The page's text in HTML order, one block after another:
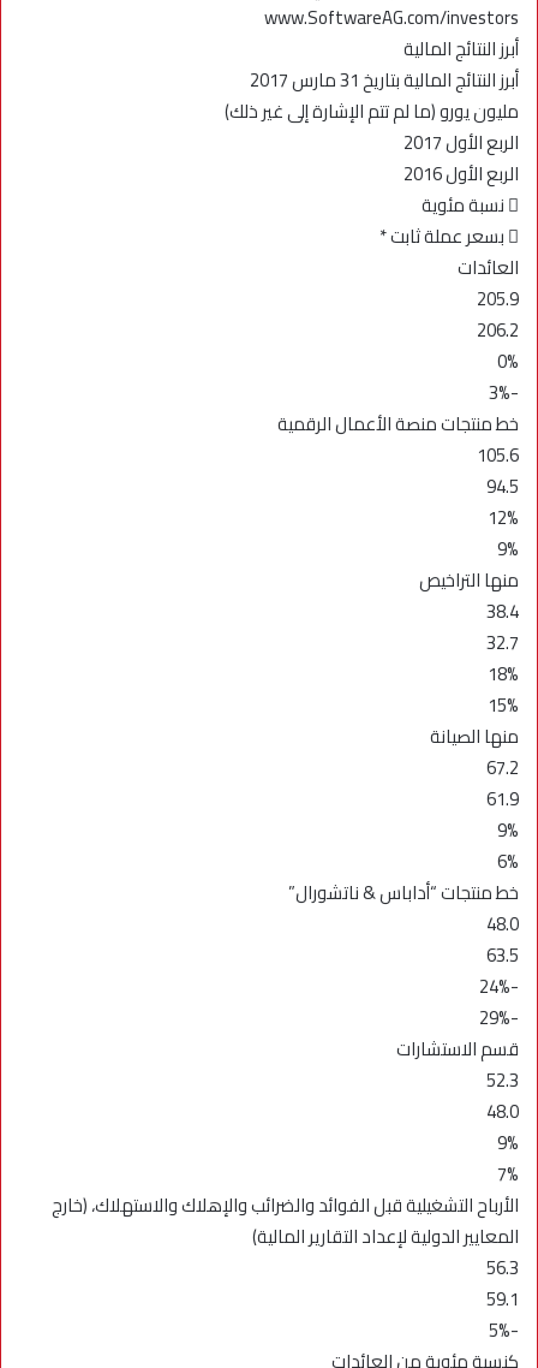
www.SoftwareAG.com/investors
أبرز النتائج المالية
أبرز النتائج المالية بتاريخ 31 مارس 2017
مليون يورو (ما لم تتم الإشارة إلى غير ذلك)
الربع الأول 2017
الربع الأول 2016
 نسبة مئوية
 بسعر عملة ثابت *
العائدات
205.9
206.2
0%
-3%
خط منتجات منصة الأعمال الرقمية
105.6
94.5
12%
9%
منها التراخيص
38.4
32.7
18%
15%
منها الصيانة
67.2
61.9
9%
6%
خط منتجات “أداباس & ناتشورال”
48.0
63.5
-24%
-29%
قسم الاستشارات
52.3
48.0
9%
7%
الأرباح التشغيلية قبل الفوائد والضرائب والإهلاك والاستهلاك، (خارج
المعايير الدولية لإعداد التقارير المالية)
56.3
59.1
-5%